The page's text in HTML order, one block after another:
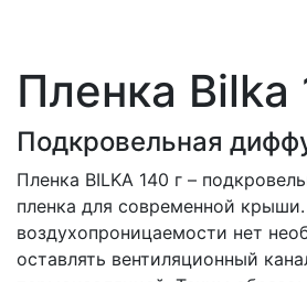
Пленка Bilka
Подкровельная
Пленка BILKA 140 г –
пленка для современной
воздухопроницаемости нет
оставлять вентиляционный